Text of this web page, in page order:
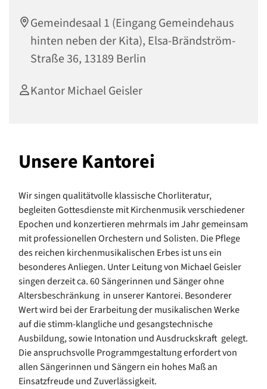
Gemeindesaal 1 (Eingang Gemeindehaus
hinten neben der Kita), Elsa-Brändström-
Straße 36, 13189 Berlin
Kantor Michael Geisler
Unsere Kantorei
Wir singen qualitätvolle klassische Chorliteratur,
begleiten Gottesdienste mit Kirchenmusik verschiedener
Epochen und konzertieren mehrmals im Jahr gemeinsam
mit professionellen Orchestern und Solisten. Die Pflege
des reichen kirchenmusikalischen Erbes ist uns ein
besonderes Anliegen. Unter Leitung von Michael Geisler
singen derzeit ca. 60 Sängerinnen und Sänger ohne
Altersbeschränkung in unserer Kantorei. Besonderer
Wert wird bei der Erarbeitung der musikalischen Werke
auf die stimm-klangliche und gesangstechnische
Ausbildung, sowie Intonation und Ausdruckskraft gelegt.
Die anspruchsvolle Programmgestaltung erfordert von
allen Sängerinnen und Sängern ein hohes Maß an
Einsatzfreude und Zuverlässigkeit.